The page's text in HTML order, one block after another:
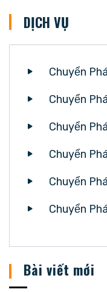
DỊCH VỤ
Chuyển
Chuyển
Chuyển
Chuyển
Chuyển
Chuyển
Bài viết mới